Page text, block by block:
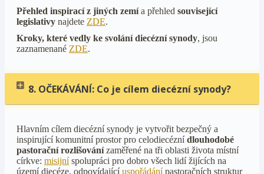
Přehled inspirací z jiných zemía přehled související
legislativy najdete ZDE.
Kroky, které vedly ke svolání diecézní synody, jsou
zaznamenané ZDE.
8. OČEKÁVÁNÍ: Co je cílem diecézní synody?
Hlavním cílem diecézní synody je vytvořit bezpečný a
inspirující komunitní prostor pro celodiecéznídlouhodobé
pastorační rozlišovánízaměřené na tři oblasti života místní
církve: misijníspolupráci pro dobro všech lidí žijících na
území diecéze, odpovídajícíuspořádánípastoračních struktur